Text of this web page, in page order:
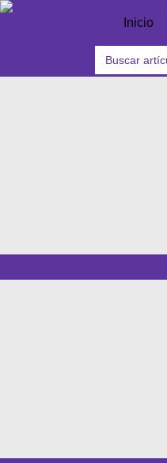
Inicio
for: